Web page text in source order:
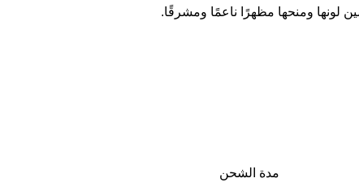
لونها ومنحها مظهرًا ناعمًا ومشرقًا.
مدة الشحن